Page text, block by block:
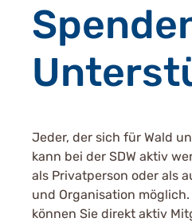
Jeder, der sich für Wald
kann bei der SDW aktiv
als Privatperson oder als
und Organisation
können Sie direkt aktiv